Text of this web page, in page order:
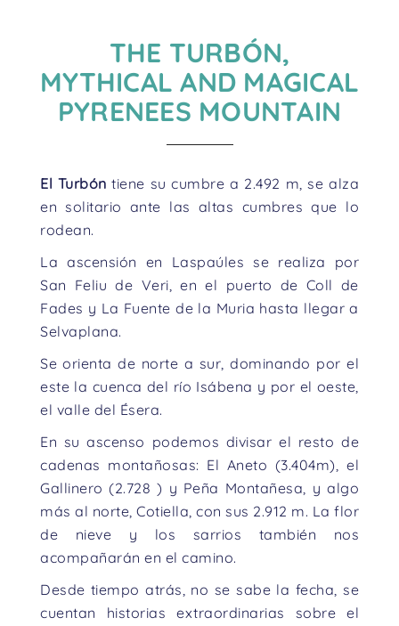
THE TURBÓN,
MYTHICAL AND MAGICAL
PYRENEES MOUNTAIN
El Turbón tiene su cumbre a 2.492 m, se alza
en solitario ante las altas cumbres que lo
rodean.
La ascensión en Laspaúles se realiza por
San Feliu de Veri, en el puerto de Coll de
Fades y La Fuente de la Muria hasta llegar a
Selvaplana.
Se orienta de norte a sur, dominando por el
este la cuenca del río Isábena y por el oeste,
el valle del Ésera.
En su ascenso podemos divisar el resto de
cadenas montañosas: El Aneto (3.404m), el
Gallinero (2.728 ) y Peña Montañesa, y algo
más al norte, Cotiella, con sus 2.912 m. La flor
de nieve y los sarrios también nos
acompañarán en el camino.
Desde tiempo atrás, no se sabe la fecha, se
cuentan historias extraordinarias sobre el